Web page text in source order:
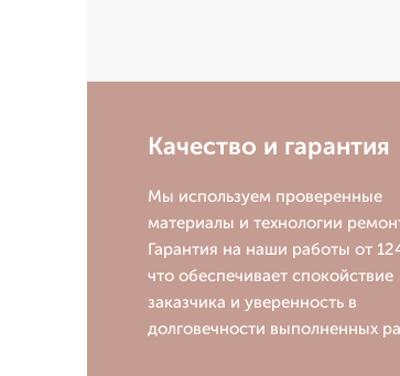
Качество и гарантия
Мы используем проверенные
материалы и технологии
Гарантия на наши работы от
что обеспечивает спокойствие
заказчика и уверенность в
долговечности выполненных